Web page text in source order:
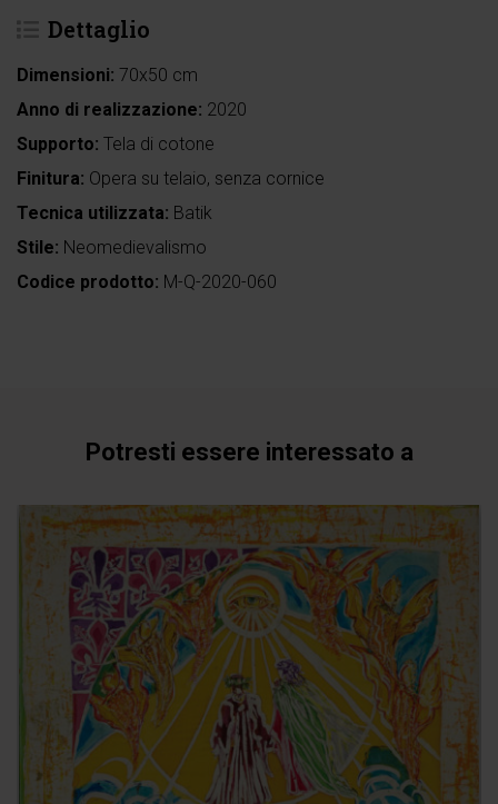
Dettaglio
Dimensioni: 70x50 cm
Anno di realizzazione: 2020
Supporto: Tela di cotone
Finitura: Opera su telaio, senza cornice
Tecnica utilizzata: Batik
Stile: Neomedievalismo
Codice prodotto: M-Q-2020-060
Potresti essere interessato a